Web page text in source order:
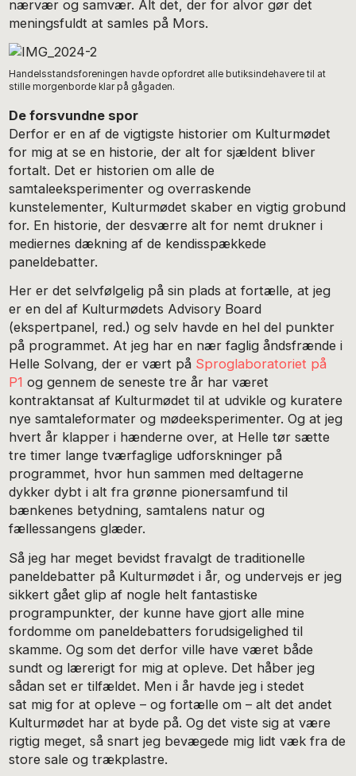
nærvær og samvær. Alt det, der for alvor gør det
meningsfuldt at samles på Mors.
Handelsstandsforeningen havde opfordret alle butiksindehavere til at
stille morgenborde klar på gågaden.
De forsvundne spor
Derfor er en af de vigtigste historier om Kulturmødet
for mig at se en historie, der alt for sjældent bliver
fortalt. Det er historien om alle de
samtaleeksperimenter og overraskende
kunstelementer, Kulturmødet skaber en vigtig grobund
for. En historie, der desværre alt for nemt drukner i
mediernes dækning af de kendisspækkede
paneldebatter.
Her er det selvfølgelig på sin plads at fortælle, at jeg
er en del af Kulturmødets Advisory Board
(ekspertpanel, red.) og selv havde en hel del punkter
på programmet. At jeg har en nær faglig åndsfrænde i
Helle Solvang, der er vært på Sproglaboratoriet på
P1 og gennem de seneste tre år har været
kontraktansat af Kulturmødet til at udvikle og kuratere
nye samtaleformater og mødeeksperimenter. Og at jeg
hvert år klapper i hænderne over, at Helle tør sætte
tre timer lange tværfaglige udforskninger på
programmet, hvor hun sammen med deltagerne
dykker dybt i alt fra grønne pionersamfund til
bænkenes betydning, samtalens natur og
fællessangens glæder.
Så jeg har meget bevidst fravalgt de traditionelle
paneldebatter på Kulturmødet i år, og undervejs er jeg
sikkert gået glip af nogle helt fantastiske
programpunkter, der kunne have gjort alle mine
fordomme om paneldebatters forudsigelighed til
skamme. Og som det derfor ville have været både
sundt og lærerigt for mig at opleve. Det håber jeg
sådan set er tilfældet. Men i år havde jeg i stedet
sat mig for at opleve – og fortælle om – alt det andet
Kulturmødet har at byde på. Og det viste sig at være
rigtig meget, så snart jeg bevægede mig lidt væk fra de
store sale og trækplastre.